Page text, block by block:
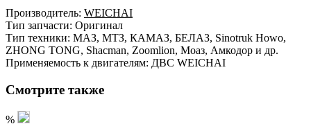
Производитель: WEICHAI
Тип запчасти: Оригинал
Тип техники: МАЗ, МТЗ, КАМАЗ, БЕЛАЗ, Sinotruk Howo,
ZHONG TONG, Shacman, Zoomlion, Моаз, Амкодор и др.
Применяемость к двигателям: ДВС WEICHAI
Смотрите также
%